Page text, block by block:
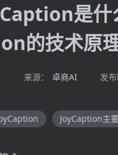
是什
的技术原
来源： 卓商AI 发布
JoyCaption主